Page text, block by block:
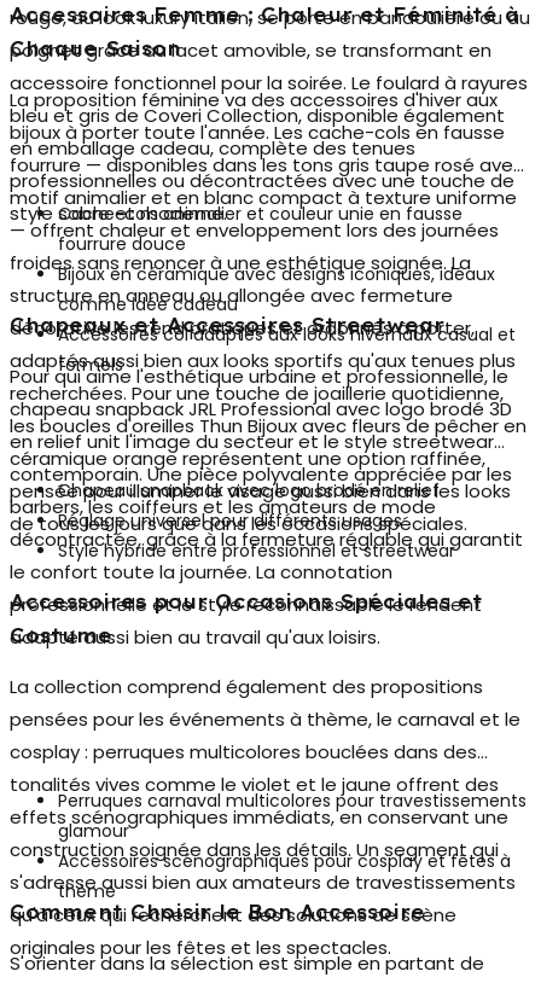
rouge, au look luxury italien, se porte en bandoulière ou au
poignet grâce au lacet amovible, se transformant en
accessoire fonctionnel pour la soirée. Le foulard à rayures
bleu et gris de Coveri Collection, disponible également
en emballage cadeau, complète des tenues
professionnelles ou décontractées avec une touche de
style sobre et moderne.
Accessoires Femme : Chaleur et Féminité à
Chaque Saison
La proposition féminine va des accessoires d'hiver aux
bijoux à porter toute l'année. Les cache-cols en fausse
fourrure — disponibles dans les tons gris taupe rosé avec
motif animalier et en blanc compact à texture uniforme
— offrent chaleur et enveloppement lors des journées
froides sans renoncer à une esthétique soignée. La
structure en anneau ou allongée avec fermeture
décorative les rend pratiques et ordonnés à porter,
adaptés aussi bien aux looks sportifs qu'aux tenues plus
recherchées. Pour une touche de joaillerie quotidienne,
les boucles d'oreilles Thun Bijoux avec fleurs de pêcher en
céramique orange représentent une option raffinée,
pensée pour illuminer le visage aussi bien dans les looks
de tous les jours que dans les occasions spéciales.
Cache-cols animalier et couleur unie en fausse
fourrure douce
Bijoux en céramique avec designs iconiques, idéaux
comme idée cadeau
Accessoires col adaptés aux looks hivernaux casual et
formels
Chapeaux et Accessoires Streetwear
Pour qui aime l'esthétique urbaine et professionnelle, le
chapeau snapback JRL Professional avec logo brodé 3D
en relief unit l'image du secteur et le style streetwear
contemporain. Une pièce polyvalente appréciée par les
barbers, les coiffeurs et les amateurs de mode
décontractée, grâce à la fermeture réglable qui garantit
le confort toute la journée. La connotation
professionnelle et le style reconnaissable le rendent
adapté aussi bien au travail qu'aux loisirs.
Chapeau snapback avec logo brodé en relief
Réglage universel pour différents usages
Style hybride entre professionnel et streetwear
Accessoires pour Occasions Spéciales et
Costume
La collection comprend également des propositions
pensées pour les événements à thème, le carnaval et le
cosplay : perruques multicolores bouclées dans des
tonalités vives comme le violet et le jaune offrent des
effets scénographiques immédiats, en conservant une
construction soignée dans les détails. Un segment qui
s'adresse aussi bien aux amateurs de travestissements
qu'à ceux qui recherchent des solutions de scène
originales pour les fêtes et les spectacles.
Perruques carnaval multicolores pour travestissements
glamour
Accessoires scénographiques pour cosplay et fêtes à
thème
Comment Choisir le Bon Accessoire
S'orienter dans la sélection est simple en partant de